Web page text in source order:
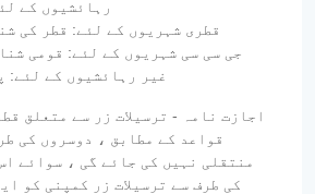
- رہائشیوں کے
- قطری شہریوں کے لئے: قطر کی
- جی سی سی شہریوں کے لئے: قومی
غیر رہائشیوں کے لئے:
قواعد کے مطابق ، دوسروں کی
منتقلی نہیں کی جائے گی ، سوائے
کی طرف سے ترسیلات زر کمپنی کو